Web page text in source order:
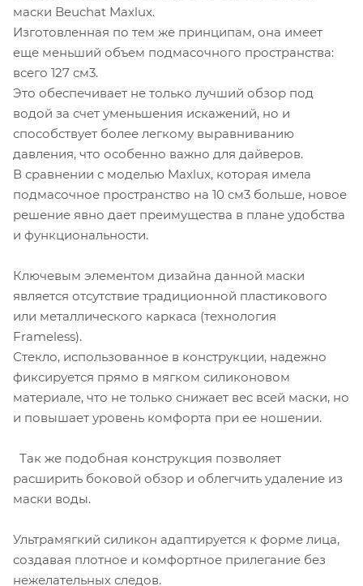
маски Beuchat Maxlux.
Изготовленная по тем же принципам, она имеет
еще меньший объем подмасочного пространства:
всего 127 см3.
Это обеспечивает не только лучший обзор под
водой за счет уменьшения искажений, но и
способствует более легкому выравниванию
давления, что особенно важно для дайверов.
В сравнении с моделью Maxlux, которая имела
подмасочное пространство на 10 см3 больше, новое
решение явно дает преимущества в плане удобства
и функциональности.
Ключевым элементом дизайна данной маски
является отсутствие традиционной пластикового
или металлического каркаса (технология
Frameless).
Стекло, использованное в конструкции, надежно
фиксируется прямо в мягком силиконовом
материале, что не только снижает вес всей маски, но
и повышает уровень комфорта при ее ношении.
Так же подобная конструкция позволяет
расширить боковой обзор и облегчить удаление из
маски воды.
Ультрамягкий силикон адаптируется к форме лица,
создавая плотное и комфортное прилегание без
нежелательных следов.